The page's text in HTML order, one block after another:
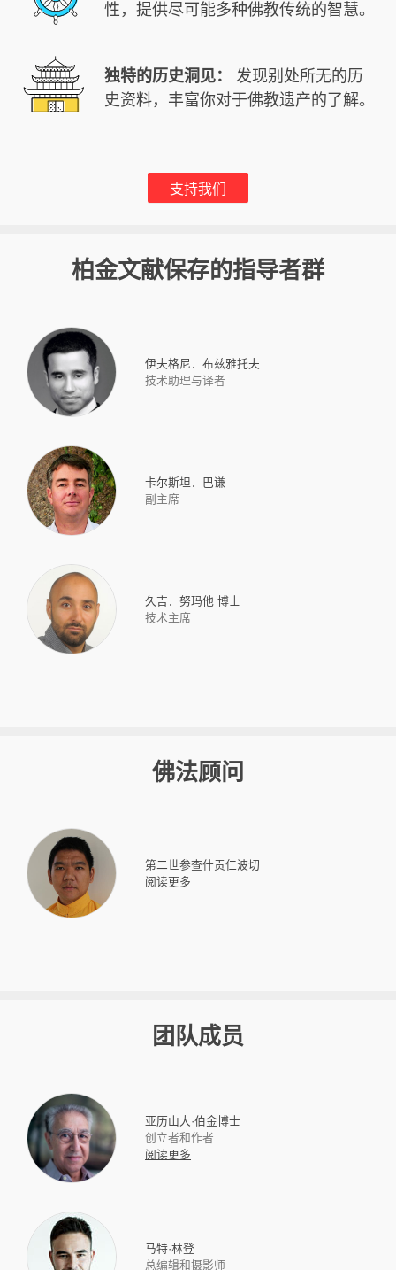
性，提供尽可能多种佛教传统的智慧。
独特的历史洞见：
发现别处所无的历
史资料，丰富你对于佛教遗产的了解。
支持我们
柏金文献保存的指导者群
伊夫格尼．布兹雅托夫
技术助理与译者
卡尔斯坦．巴谦
副主席
久吉．努玛他 博士
技术主席
佛法顾问
第二世参查什贡仁波切
阅读更多
团队成员
亚历山大·伯金博士
创立者和作者
阅读更多
马特·林登
总编辑和摄影师